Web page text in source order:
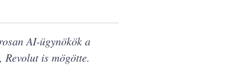
AI-ügynökök a
is mögötte.